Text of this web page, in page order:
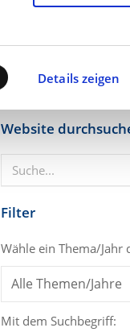
Details zeigen
Website
Filter
Wähle ein Thema/Jahr
Mit dem Suchbegriff: